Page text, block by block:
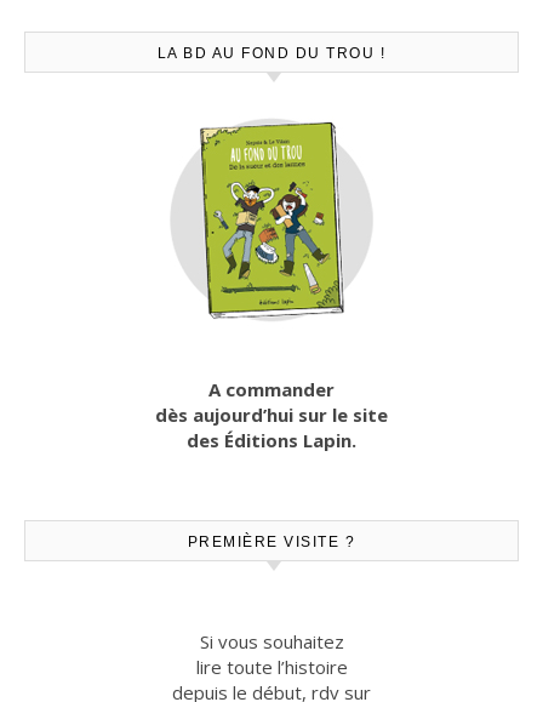
LA BD AU FOND DU TROU !
A commander
dès aujourd’hui sur le site
des Éditions Lapin.
PREMIÈRE VISITE ?
Si vous souhaitez
lire toute l’histoire
depuis le début, rdv sur